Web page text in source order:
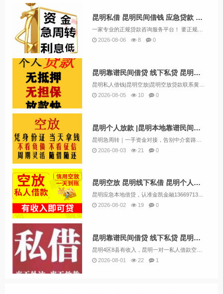
昆明私借 昆明民间借钱 应急贷款 费用透明24小时下款服务
2026-08-06
8 0
昆明靠谱民间借贷 线下私贷 昆明个人空放 上班族可借 无需抵押
2026-08-05
10 0
昆明个人放款 |昆明本地靠谱民间借贷 个人一手资金24小时下款
2026-08-03
21 0
昆明空放 昆明线下私借 昆明个人借钱好下款 24小时应急借钱
昆明应急本地借贷，认准金凯金融13669713414（微信同号）靠谱私人借款民间借贷，专业正规的应急私人借贷。公司主要业务包括:个人无抵押贷款、急用钱、小额贷款、企业贷款、民间贷款、创业贷款、无抵押贷款、经营贷款、短期借款、循环贷款、...
2026-08-02
19 0
昆明靠谱民间借贷 线下私贷 昆明个人空放 上班族可借 无需抵押
2026-08-01
22 1